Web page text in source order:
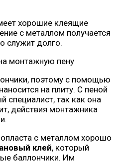
хорошие клеящие
с металлом получается
служит долго.
поэтому с помощью
на плиту. С пеной
специалист, так как она
действия монтажника
с металлом хорошо
клей, который
баллончики. Им